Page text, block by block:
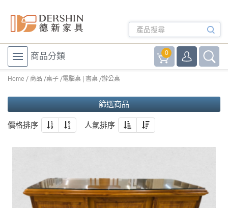
商品分類 0
Home 商品 桌子 電腦桌 | 書桌 辦公桌
篩選商品
價格排序 人氣排序